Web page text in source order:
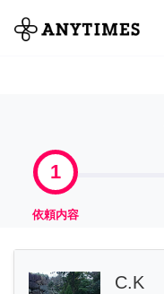
全て
1
依頼内容
C.K